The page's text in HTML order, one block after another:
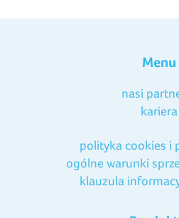
Menu
nasi
kariera
polityka cookies i
ogólne warunki
klauzula